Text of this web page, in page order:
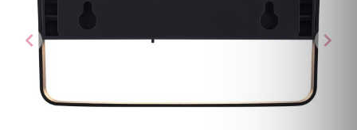
chevron_left chevron_right